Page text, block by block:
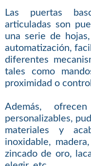
Las puertas
articuladas son
una serie de
automatización,
diferentes
tales como
proximidad o
Además,
personalizables,
materiales y
inoxidable,
zincado de oro,